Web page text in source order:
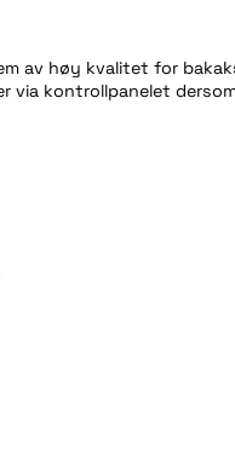
av høy kvalitet for
via kontrollpanelet